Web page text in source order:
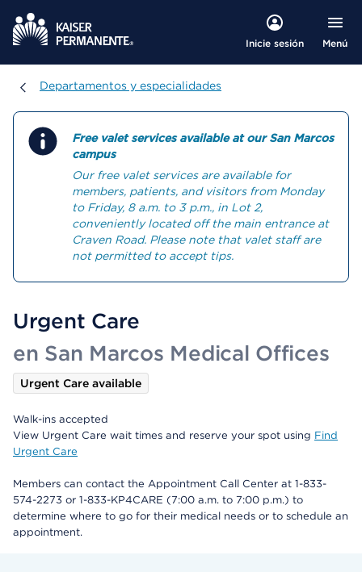
Inicie sesión Menú
Departamentos y especialidades
Departamentos y especialidades
Free valet services available at our San Marcos
campus
Our free valet services are available for
members, patients, and visitors from Monday
to Friday, 8 a.m. to 3 p.m., in Lot 2,
conveniently located off the main entrance at
Craven Road. Please note that valet staff are
not permitted to accept tips.
Urgent Care
en San Marcos Medical Offices
Urgent Care available
Walk-ins accepted
View Urgent Care wait times and reserve your spot using Find
Urgent Care
Members can contact the Appointment Call Center at 1-833-
574-2273 or 1-833-KP4CARE (7:00 a.m. to 7:00 p.m.) to
determine where to go for their medical needs or to schedule an
appointment.